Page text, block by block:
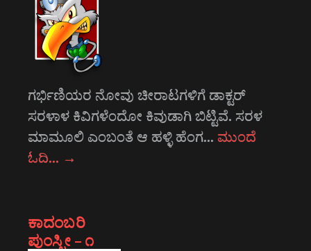
ಗರ್ಭಿಣಿಯರ ನೋವು ಚೀರಾಟಗಳಿಗೆ ಡಾಕ್ಟರ್
ಸರಳಾಳ ಕಿವಿಗಳೆಂದೋ ಕಿವುಡಾಗಿ ಬಿಟ್ಟಿವೆ. ಸರಳ
ಮಾಮೂಲಿ ಎಂಬಂತೆ ಆ ಹಳ್ಳಿ ಹೆಂಗ… ಮುಂದೆ
ಓದಿ… →
ಕಾದಂಬರಿ
ಪುಂಸ್ತ್ರೀ – ೧